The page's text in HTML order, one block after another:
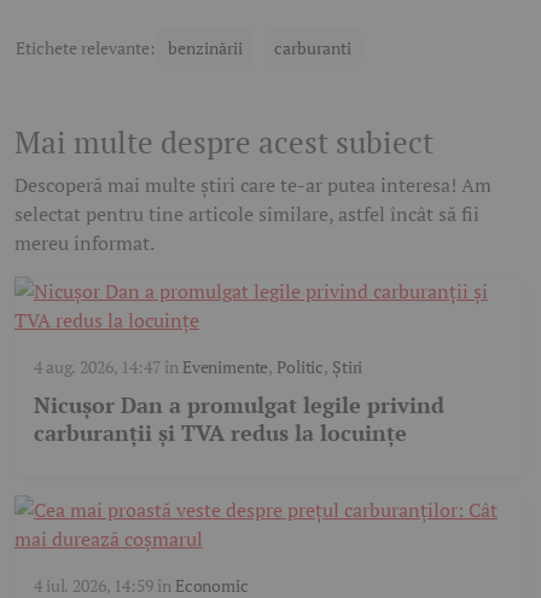
Etichete relevante: benzinării carburanti
Mai multe despre acest subiect
Descoperă mai multe știri care te-ar putea interesa! Am
selectat pentru tine articole similare, astfel încât să fii
mereu informat.
4 aug. 2026, 14:47în Evenimente, Politic, Știri
Nicușor Dan a promulgat legile privind
carburanții și TVA redus la locuințe
4 iul. 2026, 14:59în Economic